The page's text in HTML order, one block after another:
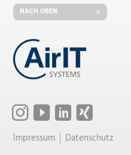
NACH OBEN
Impressum Datenschutz